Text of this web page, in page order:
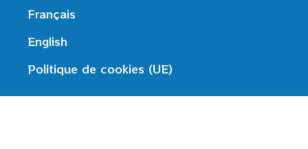
Français
English
Politique de cookies (UE)